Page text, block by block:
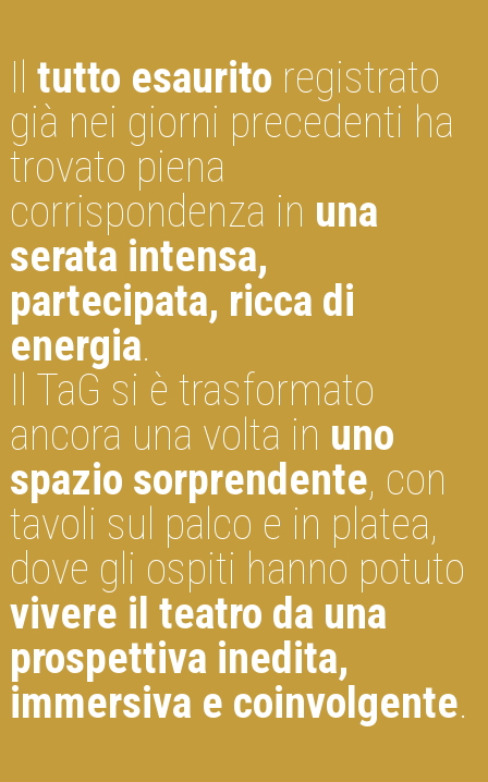
Il tutto esaurito registrato
già nei giorni precedenti ha
trovato piena
corrispondenza in una
serata intensa,
partecipata, ricca di
energia.
Il TaG si è trasformato
ancora una volta in uno
spazio sorprendente, con
tavoli sul palco e in platea,
dove gli ospiti hanno potuto
vivere il teatro da una
prospettiva inedita,
immersiva e coinvolgente.